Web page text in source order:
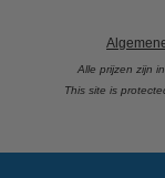
Alle prijzen zijn
This site is